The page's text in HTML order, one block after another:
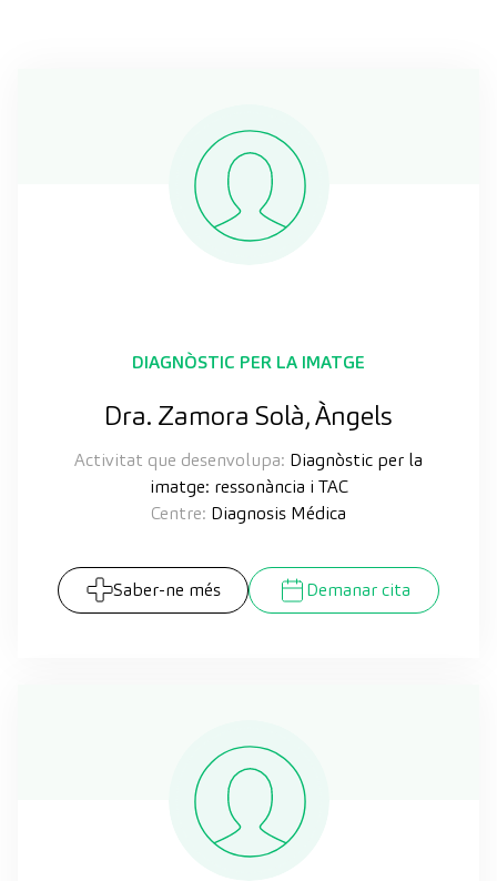
DIAGNÒSTIC PER LA IMATGE
Dra. Zamora Solà, Àngels
Activitat que desenvolupa: Diagnòstic per la
imatge: ressonància i TAC
Centre: Diagnosis Médica
Saber-ne més Demanar cita